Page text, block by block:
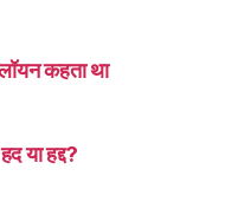
कहता था
या हद्द?